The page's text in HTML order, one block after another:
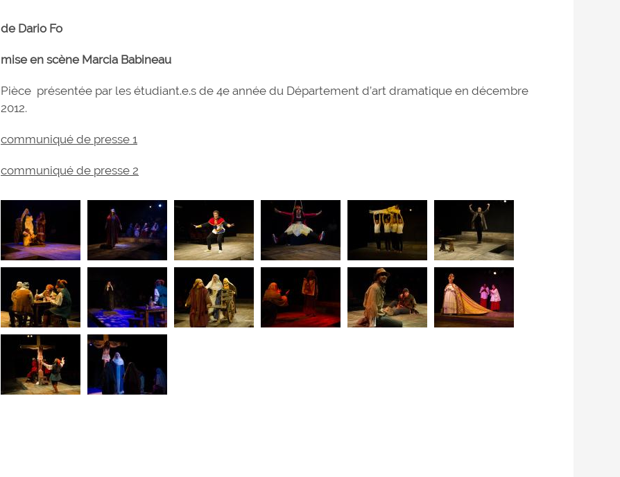
de Dario Fo
mise en scène Marcia Babineau
Pièce présentée par les étudiant.e.s de 4e année du Département d’art dramatique en décembre
2012.
communiqué de presse 1
communiqué de presse 2